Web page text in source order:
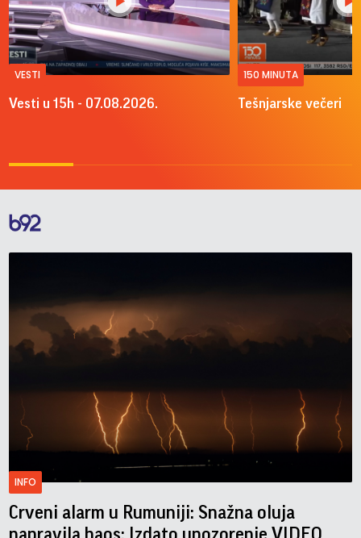
VESTI
Vesti u 15h - 07.08.2026.
150 MINUTA
Tešnjarske večeri
INFO
Crveni alarm u Rumuniji: Snažna oluja